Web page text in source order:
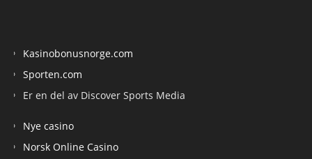
Kasinobonusnorge.com
Sporten.com
Er en del av Discover Sports Media
Nye casino
Norsk Online Casino